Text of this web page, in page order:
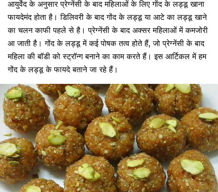
आयुर्वेदके अनुसारप्रेग्नेंसी के बादमहिलाओं के लिएगोंदके लड्डू खाना
फायदेमंद होता है।डिलिवरी के बाद गोंद के लड्डू या आटे का लड्डू खाने
का चलन काफी पहले से है। प्रेग्नेंसी के बाद अक्सर महिलाओं में कमजोरी
आ जाती है। गोंद के लड्डू में कई पोषक तत्व होते हैं, जो प्रेग्नेंसी के बाद
महिला की बॉडी को स्ट्रॉन्ग बनाने का काम करते हैं। इस आर्टिकल में हम
गोंद के लड्डू के फायदे बताने जा रहे हैं।